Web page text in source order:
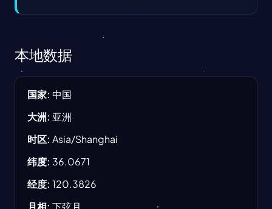
本地数据
国家: 中国
大洲: 亚洲
时区: Asia/Shanghai
纬度: 36.0671
经度: 120.3826
月相: 下弦月